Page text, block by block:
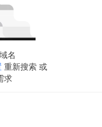
名
重新搜索 或
求